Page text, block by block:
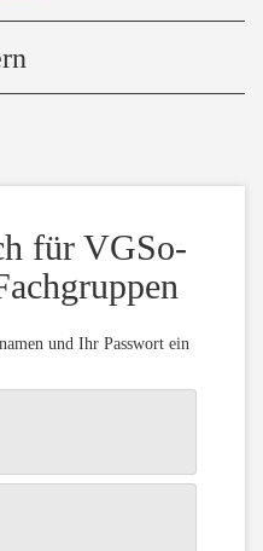
für VGSo-
und Ihr Passwort ein